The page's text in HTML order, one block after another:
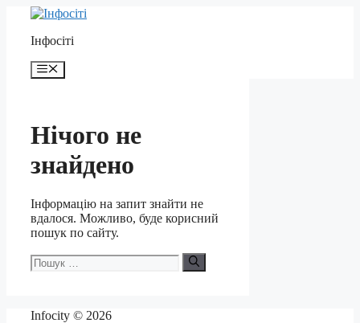
Перейти
контенту
Інфосіті
Меню
Нічого не
знайдено
Інформацію на запит знайти не
вдалося. Можливо, буде корисний
пошук по сайту.
Пошук:
Infocity © 2026